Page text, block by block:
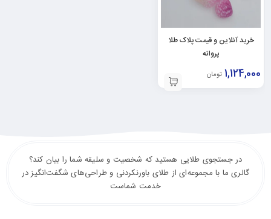
خرید آنلاین و قیمت پلاک طلا
پروانه
1,124,000 تومان
در جستجوی طلایی هستید که شخصیت و سلیقه شما را بیان کند؟
گالری ما با مجموعه‌ای از طلای باورنکردنی و طراحی‌های شگفت‌انگیز در
خدمت شماست